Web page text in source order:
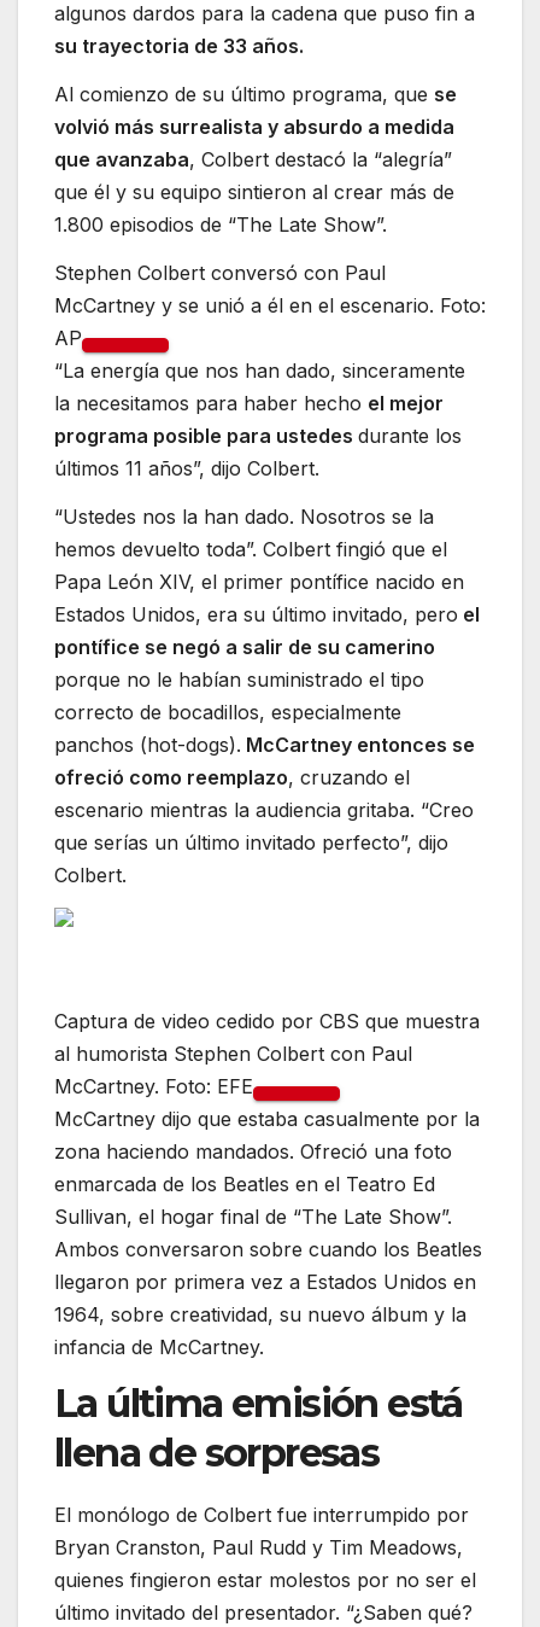
algunos dardos para la cadena que puso fin a
su trayectoria de 33 años.
Al comienzo de su último programa, que se
volvió más surrealista y absurdo a medida
que avanzaba, Colbert destacó la “alegría”
que él y su equipo sintieron al crear más de
1.800 episodios de “The Late Show”.
Stephen Colbert conversó con Paul
McCartney y se unió a él en el escenario. Foto:
AP
“La energía que nos han dado, sinceramente
la necesitamos para haber hecho el mejor
programa posible para ustedes durante los
últimos 11 años”, dijo Colbert.
“Ustedes nos la han dado. Nosotros se la
hemos devuelto toda”. Colbert fingió que el
Papa León XIV, el primer pontífice nacido en
Estados Unidos, era su último invitado, pero el
pontífice se negó a salir de su camerino
porque no le habían suministrado el tipo
correcto de bocadillos, especialmente
panchos (hot-dogs). McCartney entonces se
ofreció como reemplazo, cruzando el
escenario mientras la audiencia gritaba. “Creo
que serías un último invitado perfecto”, dijo
Colbert.
Captura de video cedido por CBS que muestra
al humorista Stephen Colbert con Paul
McCartney. Foto: EFE
McCartney dijo que estaba casualmente por la
zona haciendo mandados. Ofreció una foto
enmarcada de los Beatles en el Teatro Ed
Sullivan, el hogar final de “The Late Show”.
Ambos conversaron sobre cuando los Beatles
llegaron por primera vez a Estados Unidos en
1964, sobre creatividad, su nuevo álbum y la
infancia de McCartney.
La última emisión está
llena de sorpresas
El monólogo de Colbert fue interrumpido por
Bryan Cranston, Paul Rudd y Tim Meadows,
quienes fingieron estar molestos por no ser el
último invitado del presentador. “¿Saben qué?